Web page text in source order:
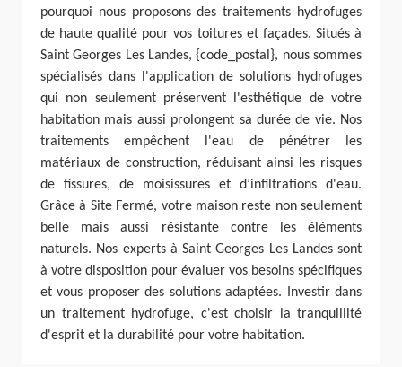
pourquoi nous proposons des traitements hydrofuges
de haute qualité pour vos toitures et façades. Situés à
Saint Georges Les Landes, {code_postal}, nous sommes
spécialisés dans l'application de solutions hydrofuges
qui non seulement préservent l'esthétique de votre
habitation mais aussi prolongent sa durée de vie. Nos
traitements empêchent l'eau de pénétrer les
matériaux de construction, réduisant ainsi les risques
de fissures, de moisissures et d’infiltrations d'eau.
Grâce à Site Fermé, votre maison reste non seulement
belle mais aussi résistante contre les éléments
naturels. Nos experts à Saint Georges Les Landes sont
à votre disposition pour évaluer vos besoins spécifiques
et vous proposer des solutions adaptées. Investir dans
un traitement hydrofuge, c'est choisir la tranquillité
d'esprit et la durabilité pour votre habitation.